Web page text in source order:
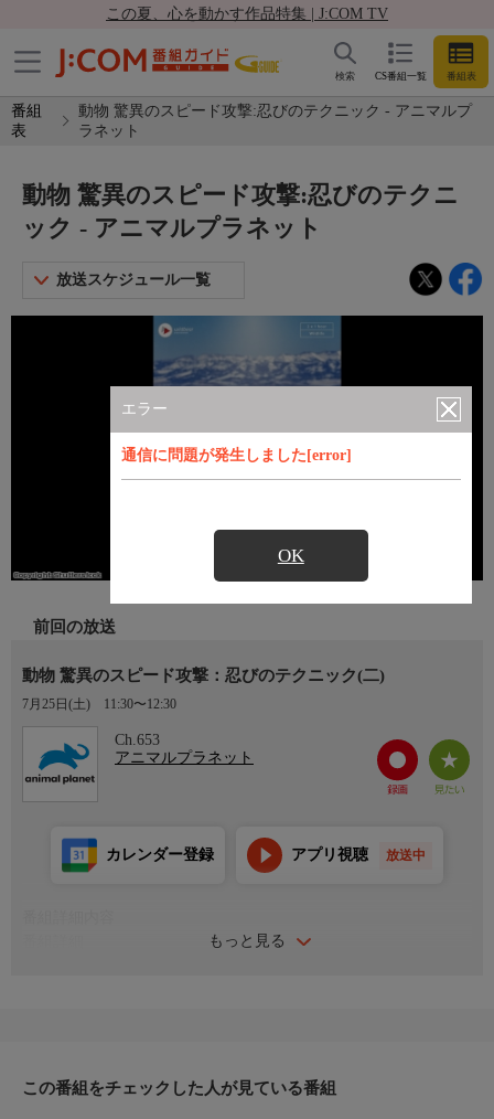
この夏、心を動かす作品特集 | J:COM TV
CS番組一覧 番組表
検索
番組
表
動物 驚異のスピード攻撃:忍びのテクニック - アニマルプ
ラネット
エラー
通信に問題が発生しました[error]
OK
動物 驚異のスピード攻撃:忍びのテクニ
ック - アニマルプラネット
放送スケジュール一覧
前回の放送
動物 驚異のスピード攻撃：忍びのテクニック(二)
7月25日(土) 11:30〜12:30
Ch.653
アニマルプラネット
もっと見る
カレンダー登録 アプリ視聴 放送中
と被捕食者の戦いにおいて、スピードと合わせて使われる敵をだ
この番組をチェックした人が見ている番組